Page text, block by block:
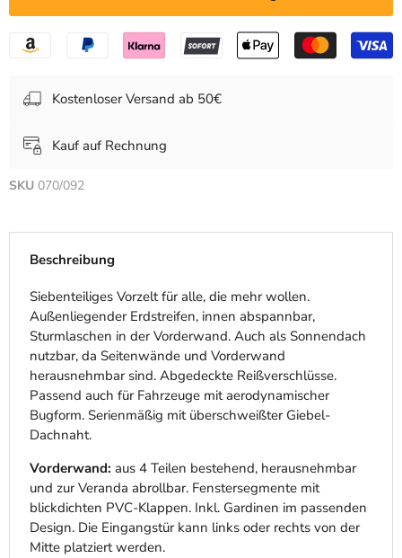
Kostenloser Versand ab 50€
Kauf auf Rechnung
SKU 070/092
Beschreibung
Siebenteiliges Vorzelt für alle, die mehr wollen.
Außenliegender Erdstreifen, innen abspannbar,
Sturmlaschen in der Vorderwand. Auch als Sonnendach
nutzbar, da Seitenwände und Vorderwand
herausnehmbar sind. Abgedeckte Reißverschlüsse.
Passend auch für Fahrzeuge mit aerodynamischer
Bugform. Serienmäßig mit überschweißter Giebel-
Dachnaht.
Vorderwand: aus 4 Teilen bestehend, herausnehmbar
und zur Veranda abrollbar. Fenstersegmente mit
blickdichten PVC-Klappen. Inkl. Gardinen im passenden
Design. Die Eingangstür kann links oder rechts von der
Mitte platziert werden.